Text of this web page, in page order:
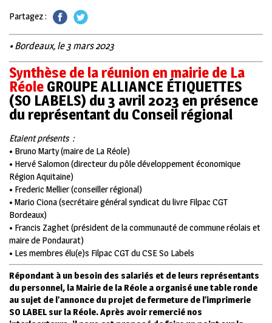
Partagez :
• Bordeaux, le 3 mars 2023
Synthèse de la réunion en mairie de La
Réole GROUPE ALLIANCE ÉTIQUETTES
(SO LABELS) du 3 avril 2023 en présence
du représentant du Conseil régional
Etaient présents :
• Bruno Marty (maire de La Réole)
• Hervé Salomon (directeur du pôle développement économique
Région Aquitaine)
• Frederic Mellier (conseiller régional)
• Mario Ciona (secrétaire général syndicat du livre Filpac CGT
Bordeaux)
• Francis Zaghet (président de la communauté de commune réolais et
maire de Pondaurat)
• Les membres élu(e)s Filpac CGT du CSE So Labels
Répondant à un besoin des salariés et de leurs représentants
du personnel, la Mairie de la Réole a organisé une table ronde
au sujet de l’annonce du projet de fermeture de l’imprimerie
SO LABEL sur la Réole. Après avoir remercié nos